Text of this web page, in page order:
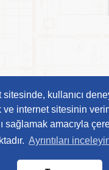
sitesinde, kullanıcı
ve internet sitesinin
sağlamak amacıyla
Ayrıntıları
© 2025 -